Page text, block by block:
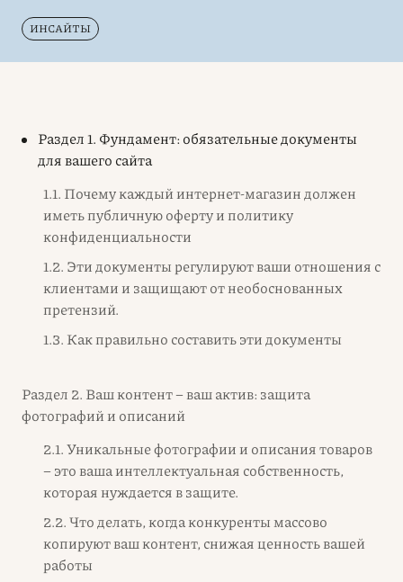
ИНСАЙТЫ
Раздел 1. Фундамент: обязательные документы
для вашего сайта
1.1. Почему каждый интернет-магазин должен
иметь публичную оферту и политику
конфиденциальности
1.2. Эти документы регулируют ваши отношения с
клиентами и защищают от необоснованных
претензий.
1.3. Как правильно составить эти документы
Раздел 2. Ваш контент – ваш актив: защита
фотографий и описаний
2.1. Уникальные фотографии и описания товаров
– это ваша интеллектуальная собственность,
которая нуждается в защите.
2.2. Что делать, когда конкуренты массово
копируют ваш контент, снижая ценность вашей
работы